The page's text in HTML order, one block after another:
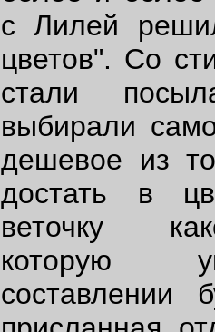
с Лилей
цветов". Со
стали
выбирали
дешевое из
достать в
веточку
которую
составлении